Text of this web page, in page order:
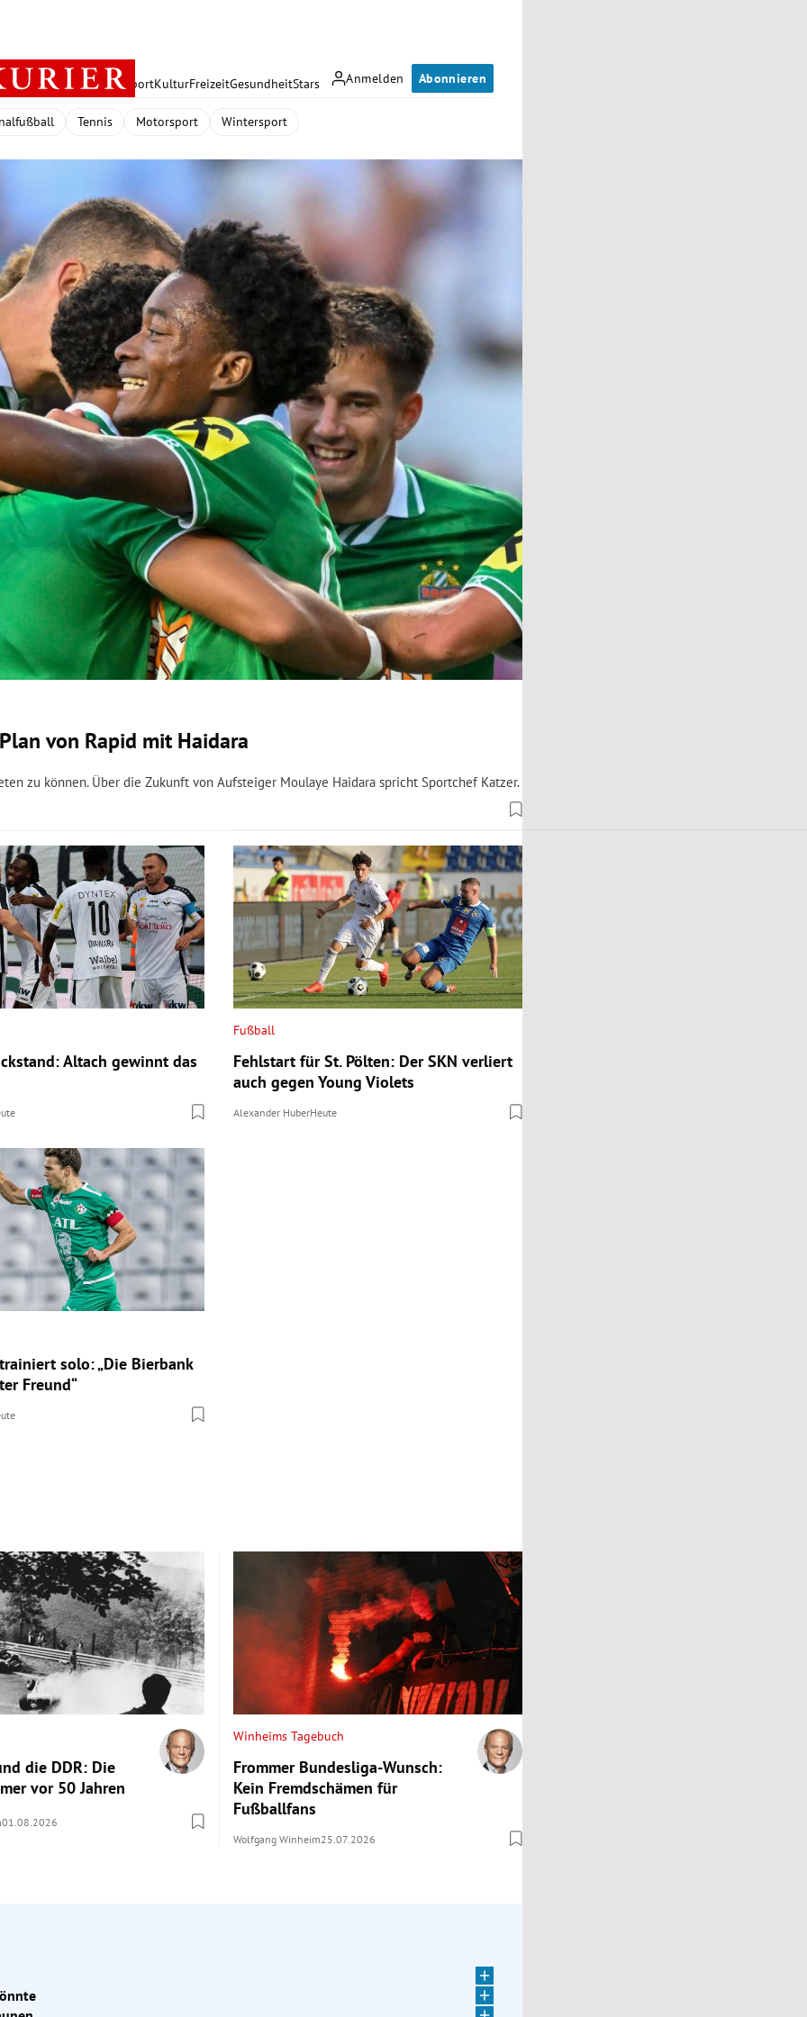
Anmelden Abonnieren
PolitikWirtschaft SportKulturFreizeitGesundheitStars
Tennis Motorsport Wintersport
von Rapid mit Haidara
zu können. Über die Zukunft von Aufsteiger Moulaye Haidara spricht Sportchef Katzer.
Altach gewinnt das
Fußball
Fehlstart für St. Pölten: Der SKN verliert
auch gegen Young Violets
Alexander HuberHeute
solo: „Die Bierbank
Freund“
die DDR: Die
vor 50 Jahren
01.08.2026
Winheims Tagebuch
Frommer Bundesliga-Wunsch:
Kein Fremdschämen für
Fußballfans
Wolfgang Winheim25.07.2026
Freitag aus Rumänien nach Hause. Der
im